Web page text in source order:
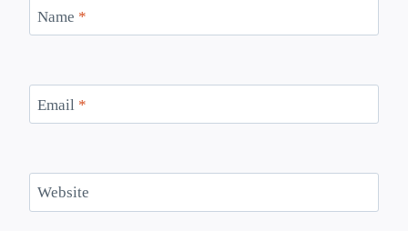
Name *
Email *
Website